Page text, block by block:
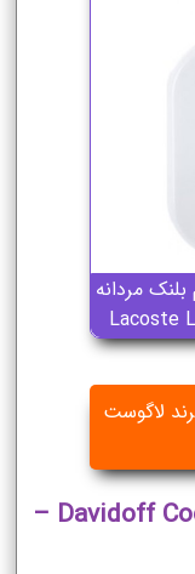
ادوپرفیوم بلنک مردانه
لاگوست
عطر دیویدف کول واتر Davidoff Cool Water –